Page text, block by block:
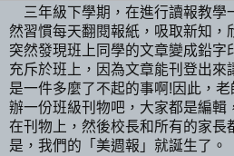
三年級下學期，在進行讀報教學
然習慣每天翻閱報紙，吸取新知，
突然發現班上同學的文章變成鉛字
充斥於班上，因為文章能刊登出來
是一件多麼了不起的事啊!因此，
辦一份班級刊物吧，大家都是編輯
在刊物上，然後校長和所有的家長
是，我們的「美週報」就誕生了。